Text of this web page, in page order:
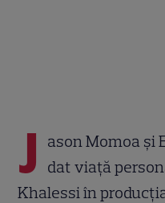
J
ason Momoa și
dat viață
Khalessi în